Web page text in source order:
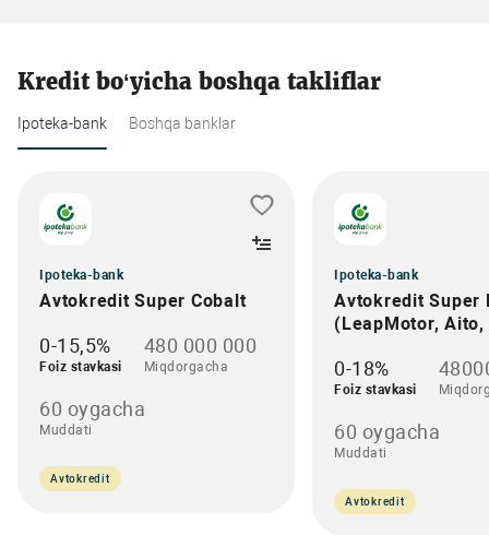
Kredit bo‘yicha boshqa takliflar
Ipoteka-bank Boshqa banklar
Ipoteka-bank
Avtokredit Super Cobalt
0-15,5%
Foiz stavkasi
480 000 000
Miqdorgacha
60 oygacha
Muddati
Avtokredit
Ipoteka-bank
Avtokredit Super
(LeapMotor, Aito,
0-18%
Foiz stavkasi
60 oygacha
Muddati
Avtokredit